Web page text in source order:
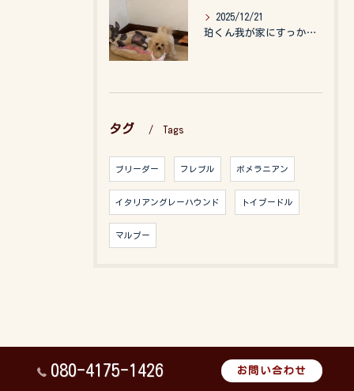
2025/12/21
珀くん我が家にすっかりなれて、キッズのお世話もしてくれて、今...
タグ Tags
ブリーダー フレブル ポメラニアン
イタリアングレーハウンド トイプードル
マルプー
080-4175-1426 お問い合わせ